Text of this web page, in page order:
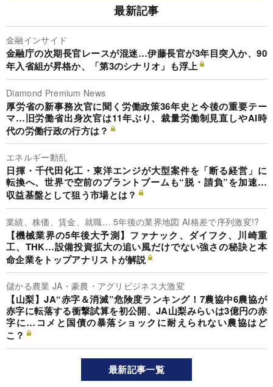
最新記事
金融インサイド
金融庁の次期長官レースが混迷…伊藤長官が3年目突入か、90
年入省組が昇格か、「第3のシナリオ」も浮上
Diamond Premium News
厚労省の新事務次官に聞く労働政策36年史と今後の重要テー
マ…旧労働省出身次官は11年ぶり、裁量労働制見直しやAI時
代の労働行政の行方は？
エネルギー動乱
日揮・千代田化工・東洋エンジが大型案件を「断る経営」に
転換へ、世界で空前のプラントブームも“脱・請負”を加速…
収益基盤として狙う市場とは？
業績、株価、賃金、就職… 5年後の業界地図 AI格差で序列激変!?
【機械業界の5年後大予測】ファナック、ダイフク、川崎重
工、THK…設備投資拡大の追い風だけでない強さの秘訣と本
命企業をトップアナリストが解説
儲かる農業 JA・豪農・アグリビジネス大激変
【山梨】JA“赤字＆消滅”危険度ランキング！7農協中6農協が
赤字に転落する衝撃試算を初公開、JA山梨みらいは3億円の赤
字に…コメと国債の暴落ショックに耐えられない農協はど
こ？
最新記事一覧